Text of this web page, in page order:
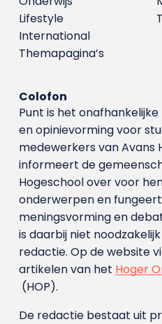
Lifestyle
International
Themapagina’s
Colofon
Punt is het
en opinievorming voor
medewerkers van Avans
informeert de
Hogeschool over voor
onderwerpen en
meningsvorming en
is daarbij niet
redactie. Op de website
artikelen van het Hoger
(HOP).
De redactie bestaat uit